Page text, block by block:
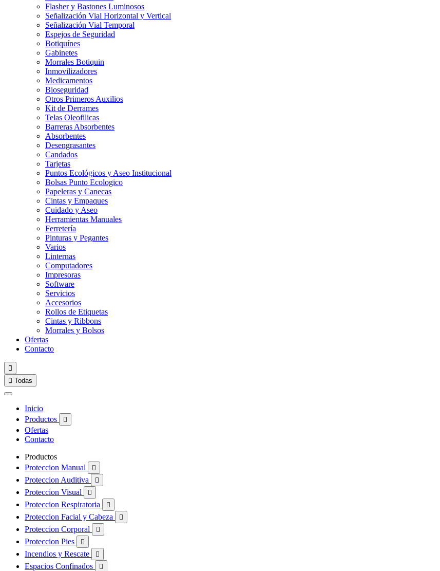
Flasher y Bastones Luminosos
Señalización Vial Horizontal y Vertical
Señalización Vial Temporal
Espejos de Seguridad
Botiquínes
Gabinetes
Morrales Botiquin
Inmovilizadores
Medicamentos
Bioseguridad
Otros Primeros Auxilios
Kit de Derrames
Telas Oleofilicas
Barreras Absorbentes
Absorbentes
Desengrasantes
Candados
Tarjetas
Puntos Ecológicos y Aseo Institucional
Bolsas Punto Ecologico
Papeleras y Canecas
Cintas y Empaques
Cuidado y Aseo
Herramientas Manuales
Ferretería
Pinturas y Pegantes
Varios
Linternas
Computadores
Impresoras
Software
Servicios
Accesorios
Rollos de Etiquetas
Cintas y Ribbons
Morrales y Bolsos
Ofertas
Contacto

 Todas
Inicio
Productos

Ofertas
Contacto
Productos
Proteccion Manual

Proteccion Auditiva 
Proteccion Visual 
Proteccion Respiratoria 
Proteccion Facial y Cabeza 
Proteccion Corporal 
Proteccion Pies 
Incendios y Rescate 
Espacios Confinados 